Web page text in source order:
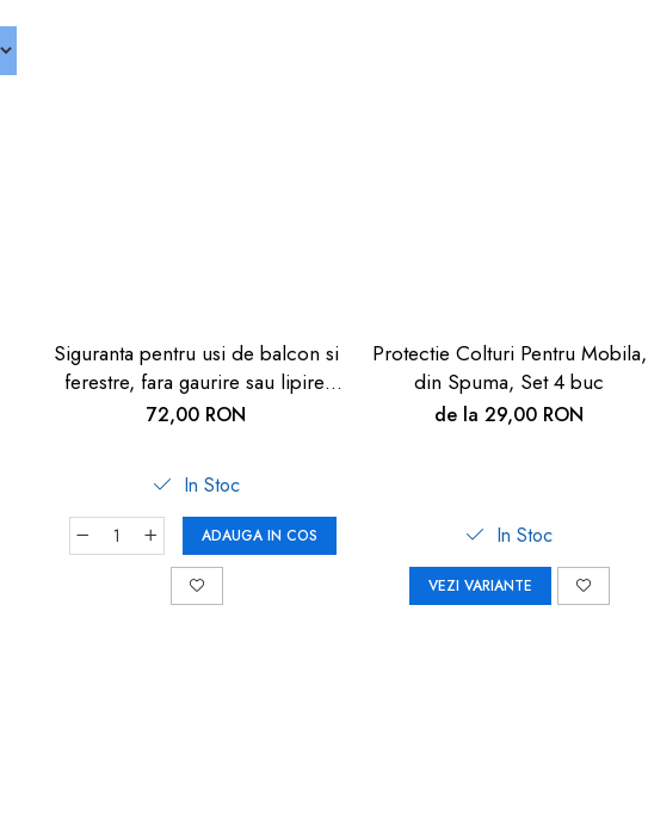
Siguranta pentru usi de balcon si
ferestre, fara gaurire sau lipire,
gri antracit, Reer WinLock 70021
72,00 RON
In Stoc
ADAUGA IN COS
Protectie Colturi Pentru Mobila,
din Spuma, Set 4 buc
de la 29,00 RON
In Stoc
VEZI VARIANTE